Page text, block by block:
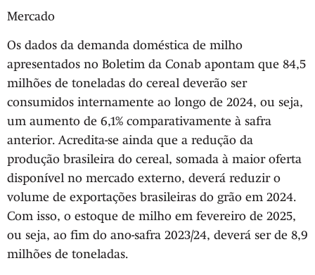
Mercado
Os dados da demanda doméstica de milho
apresentados no Boletim da Conab apontam que 84,5
milhões de toneladas do cereal deverão ser
consumidos internamente ao longo de 2024, ou seja,
um aumento de 6,1% comparativamente à safra
anterior. Acredita-se ainda que a redução da
produção brasileira do cereal, somada à maior oferta
disponível no mercado externo, deverá reduzir o
volume de exportações brasileiras do grão em 2024.
Com isso, o estoque de milho em fevereiro de 2025,
ou seja, ao fim do ano-safra 2023/24, deverá ser de 8,9
milhões de toneladas.